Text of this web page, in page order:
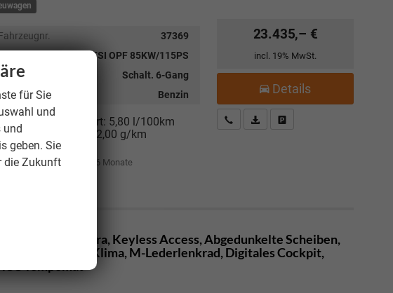
37369
1.0 TSI OPF 85KW/115PS
Schalt. 6-Gang
Benzin
Verbrauch kombiniert: 5,80 l/100km
-Emissionen:
132,00 g/km
2-Klasse: D
Lieferzeit: 4-6 Monate
23.435,– €
incl. 19% MwSt.
Details
Kostenloser Rückruf-Service
PDF-Datei, Fahrzeugexposé
Rückfahrkamera, Keyless Access, Abgedunkelte Scheiben,
8", Klima, M-Lederlenkrad, Digitales Cockpit,
Tempomat
für Sie
und
und
geben. Sie
die Zukunft